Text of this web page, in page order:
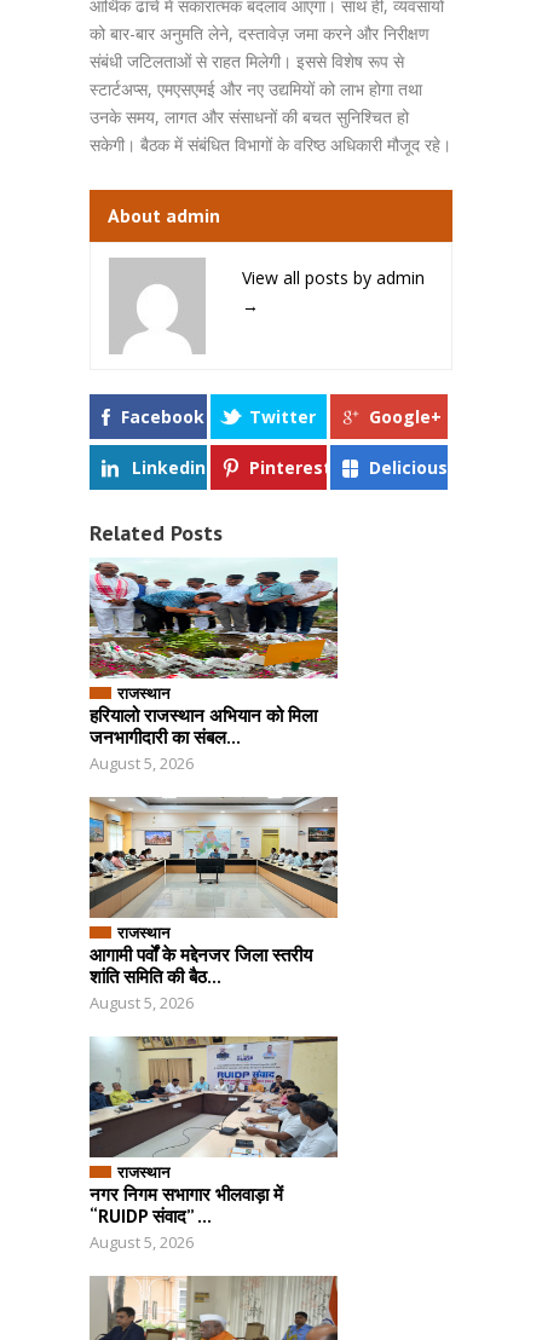
आर्थिक ढांचे में सकारात्मक बदलाव आएगा। साथ ही, व्यवसायों
को बार-बार अनुमति लेने, दस्तावेज़ जमा करने और निरीक्षण
संबंधी जटिलताओं से राहत मिलेगी। इससे विशेष रूप से
स्टार्टअप्स, एमएसएमई और नए उद्यमियों को लाभ होगा तथा
उनके समय, लागत और संसाधनों की बचत सुनिश्चित हो
सकेगी। बैठक में संबंधित विभागों के वरिष्ठ अधिकारी मौजूद रहे।
About admin
View all posts by admin
→
Facebook Twitter Google+
Linkedin Pinterest Delicious
Related Posts
राजस्थान
हरियालो राजस्थान अभियान को मिला
जनभागीदारी का संबल...
August 5, 2026
राजस्थान
आगामी पर्वों के मद्देनजर जिला स्तरीय
शांति समिति की बैठ...
August 5, 2026
राजस्थान
नगर निगम सभागार भीलवाड़ा में
“RUIDP संवाद” ...
August 5, 2026